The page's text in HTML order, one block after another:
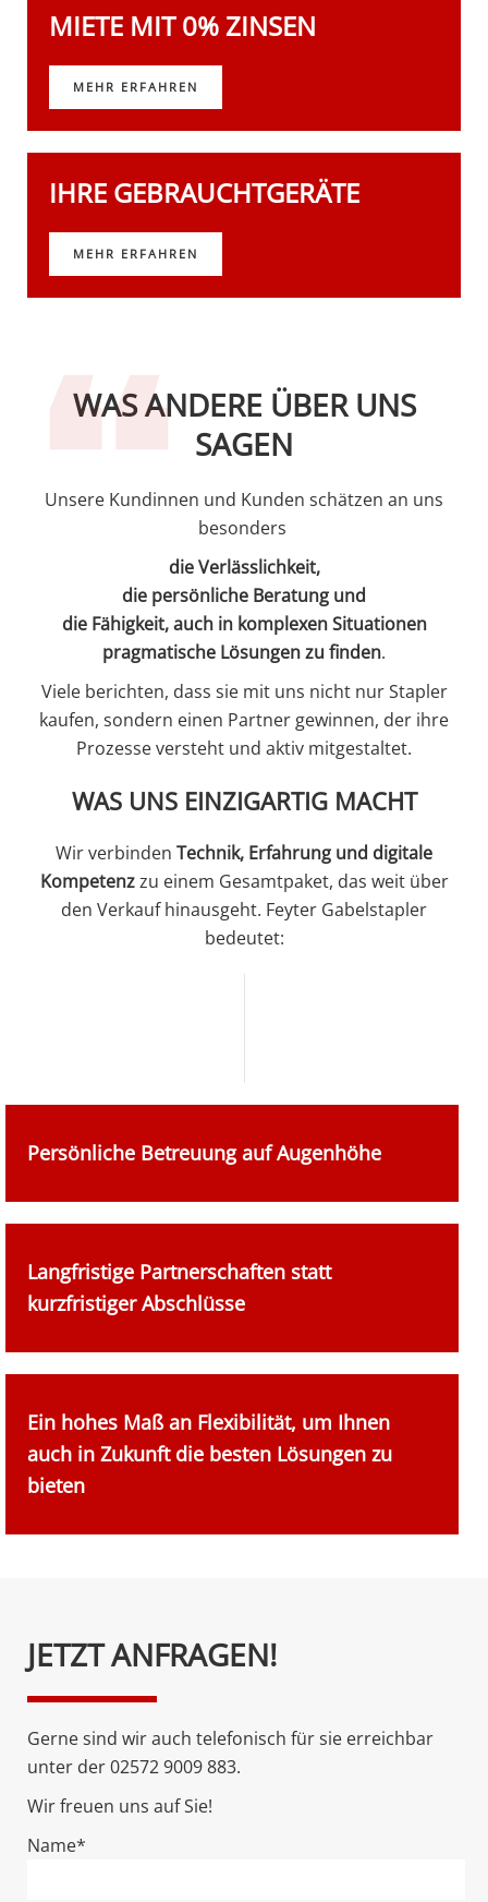
MIETE MIT 0% ZINSEN
MEHR ERFAHREN
IHRE GEBRAUCHTGERÄTE
MEHR ERFAHREN
WAS ANDERE ÜBER UNS
SAGEN
Unsere Kundinnen und Kunden schätzen an uns
besonders
die Verlässlichkeit,
die persönliche Beratung und
die Fähigkeit, auch in komplexen Situationen
pragmatische Lösungen zu finden.
Viele berichten, dass sie mit uns nicht nur Stapler
kaufen, sondern einen Partner gewinnen, der ihre
Prozesse versteht und aktiv mitgestaltet.
WAS UNS EINZIGARTIG MACHT
Wir verbinden Technik, Erfahrung und digitale
Kompetenzzu einem Gesamtpaket, das weit über
den Verkauf hinausgeht. Feyter Gabelstapler
bedeutet:
Persönliche Betreuung auf Augenhöhe
Langfristige Partnerschaften statt
kurzfristiger Abschlüsse
Ein hohes Maß an Flexibilität, um Ihnen
auch in Zukunft die besten Lösungen zu
bieten
Bitte
lasse
dieses
leer.
JETZT ANFRAGEN!
Gerne sind wir auch telefonisch für sie erreichbar
unter der 02572 9009 883.
Wir freuen uns auf Sie!
Name*